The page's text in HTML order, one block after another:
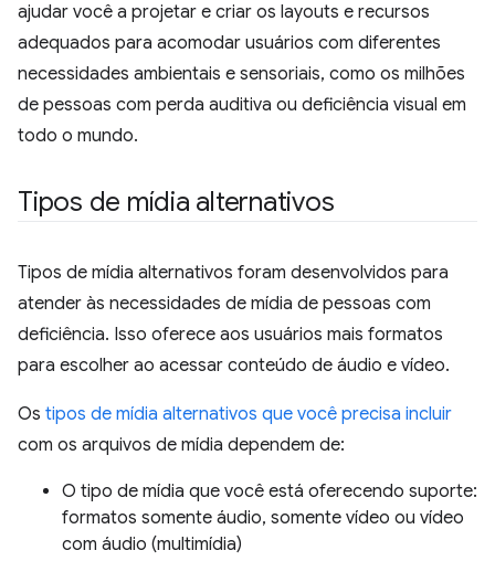
ajudar você a projetar e criar os layouts e recursos
adequados para acomodar usuários com diferentes
necessidades ambientais e sensoriais, como os milhões
de pessoas com perda auditiva ou deficiência visual em
todo o mundo.
Tipos de mídia alternativos
Tipos de mídia alternativos foram desenvolvidos para
atender às necessidades de mídia de pessoas com
deficiência. Isso oferece aos usuários mais formatos
para escolher ao acessar conteúdo de áudio e vídeo.
Os tipos de mídia alternativos que você precisa incluir
com os arquivos de mídia dependem de:
O tipo de mídia que você está oferecendo suporte:
formatos somente áudio, somente vídeo ou vídeo
com áudio (multimídia)